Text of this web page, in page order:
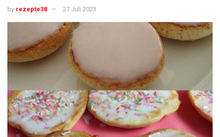
by rezepte38 27 Juli 2023